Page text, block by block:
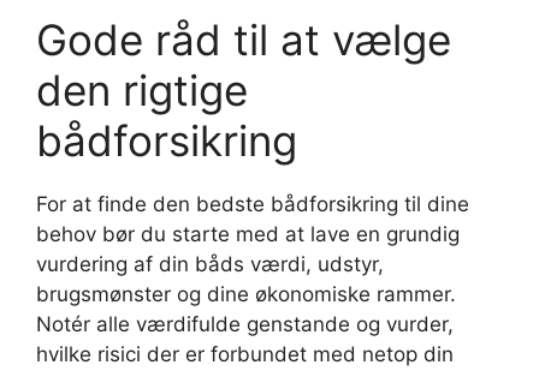
Gode råd til at vælge
den rigtige
bådforsikring
For at finde den bedste bådforsikring til dine
behov bør du starte med at lave en grundig
vurdering af din båds værdi, udstyr,
brugsmønster og dine økonomiske rammer.
Notér alle værdifulde genstande og vurder,
hvilke risici der er forbundet med netop din